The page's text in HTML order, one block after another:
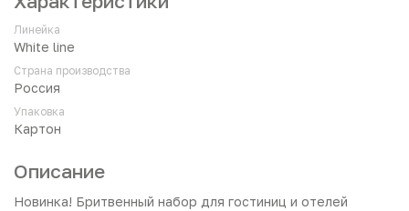
Линейка
White line
Страна производства
Россия
Упаковка
Картон
Описание
Новинка! Бритвенный набор для гостиниц и отелей